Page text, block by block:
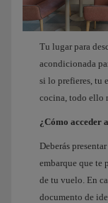
Tu lugar para
acondicionada
si lo prefieres, tu
cocina, todo ello
¿Cómo acceder
Deberás
embarque que te
de tu vuelo. En
documento de